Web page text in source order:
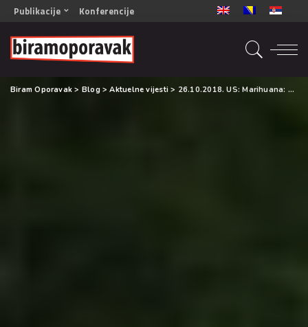
Publikacije
OPORAVAK- Naš zajednički cilj BiH/CG
OPORAVAK- Naš zajednički cilj SRB
RECOVERY- Our common goal ENG
OPORAVAK- Naš zajednički cilj 2
Konferencije
Biram Oporavak > Blog >Aktuelne vijesti > 26.10.2018. US: Marihuana: mitovi i činjenice